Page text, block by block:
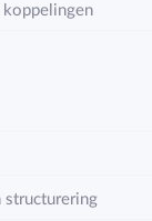
koppelingen
structurering